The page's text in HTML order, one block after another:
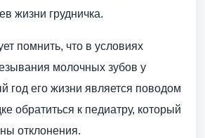
жизни грудничка.
помнить, что в условиях
молочных зубов у
год его жизни является поводом
обратиться к педиатру, который
отклонения.